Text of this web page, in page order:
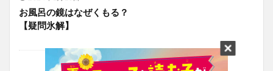
お風呂の鏡はなぜくもる？
【疑問氷解】